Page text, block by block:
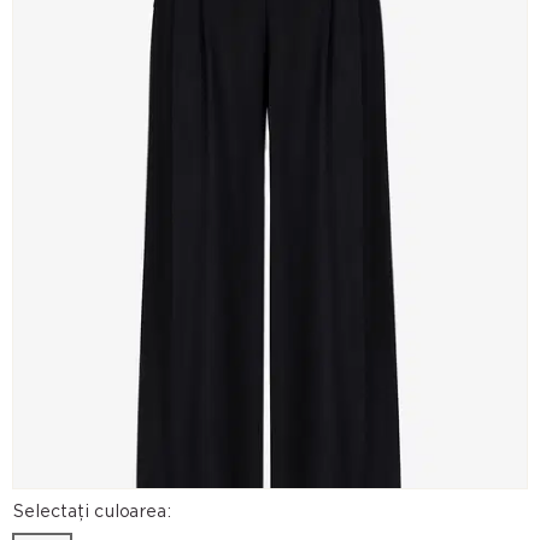
Selectați culoarea: